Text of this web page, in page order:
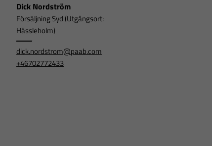
Dick Nordström
Försäljning Syd (Utgångsort:
Hässleholm)
dick.nordstrom@paab.com
+46702772433